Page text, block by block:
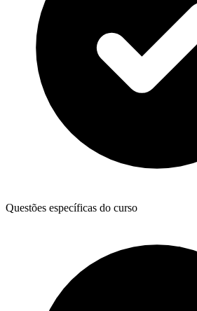
Questões específicas do curso